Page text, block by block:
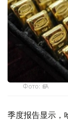
Фото: ӨзА
季度报告显示，